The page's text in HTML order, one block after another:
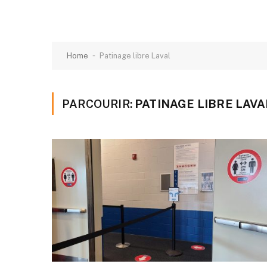
Home - Patinage libre Laval
PARCOURIR: PATINAGE LIBRE